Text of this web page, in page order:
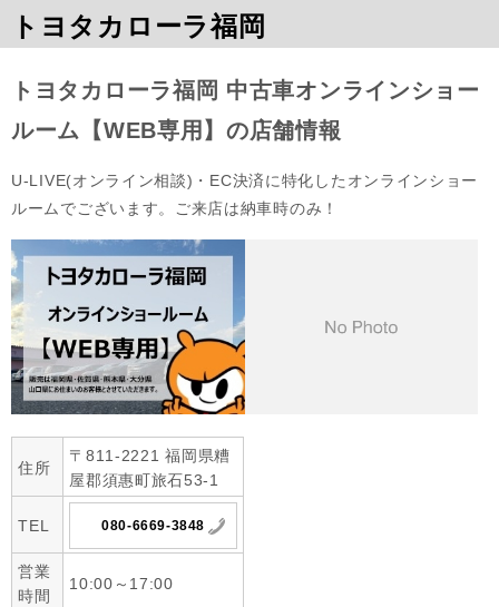
トヨタカローラ福岡
トヨタカローラ福岡 中古車オンラインショー
ルーム【WEB専用】の店舗情報
U-LIVE(オンライン相談)・EC決済に特化したオンラインショー
ルームでございます。ご来店は納車時のみ！
住所
〒811-2221 福岡県糟
屋郡須惠町旅石53-1
TEL 080-6669-3848
営業
時間
10:00～17:00